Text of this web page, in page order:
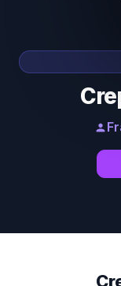
person